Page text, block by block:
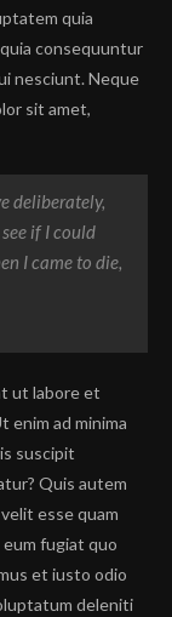
quia
consequuntur
nesciunt. Neque
sit amet,
deliberately,
if I could
I came to die,
ut labore et
enim ad minima
suscipit
Quis autem
esse quam
fugiat quo
et iusto odio
deleniti